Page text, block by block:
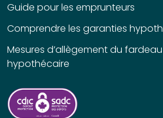
Guide pour les emprunteurs
Comprendre les garanties
Mesures d’allègement du
hypothécaire